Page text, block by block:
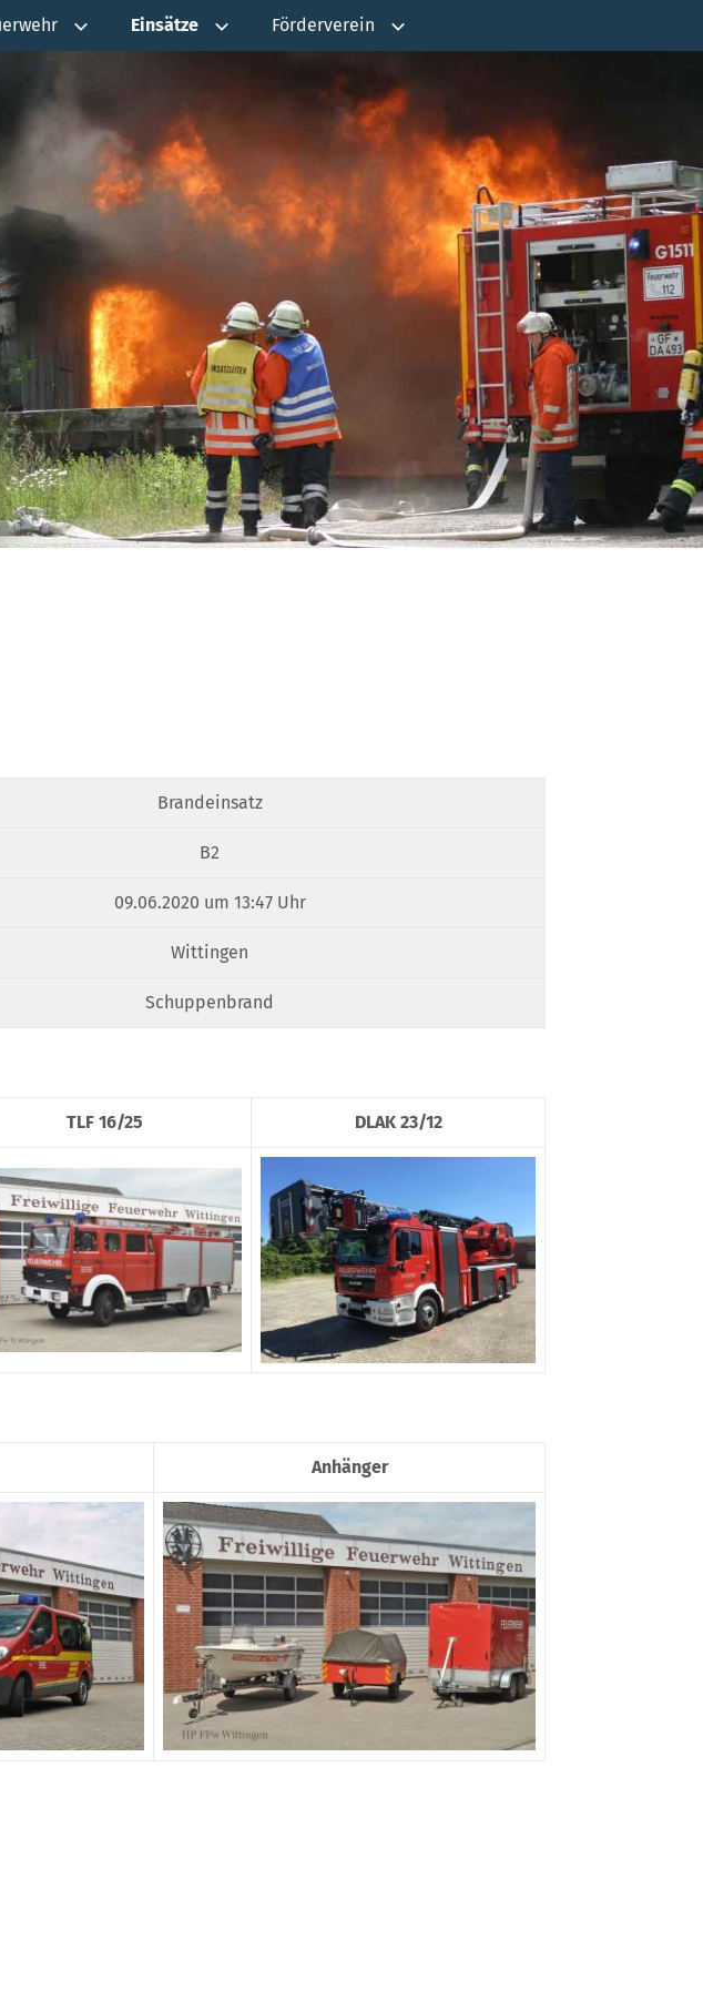
Einsätze Förderverein
Brandeinsatz
B2
09.06.2020 um 13:47 Uhr
Wittingen
Schuppenbrand
TLF 16/25 DLAK 23/12
Anhänger